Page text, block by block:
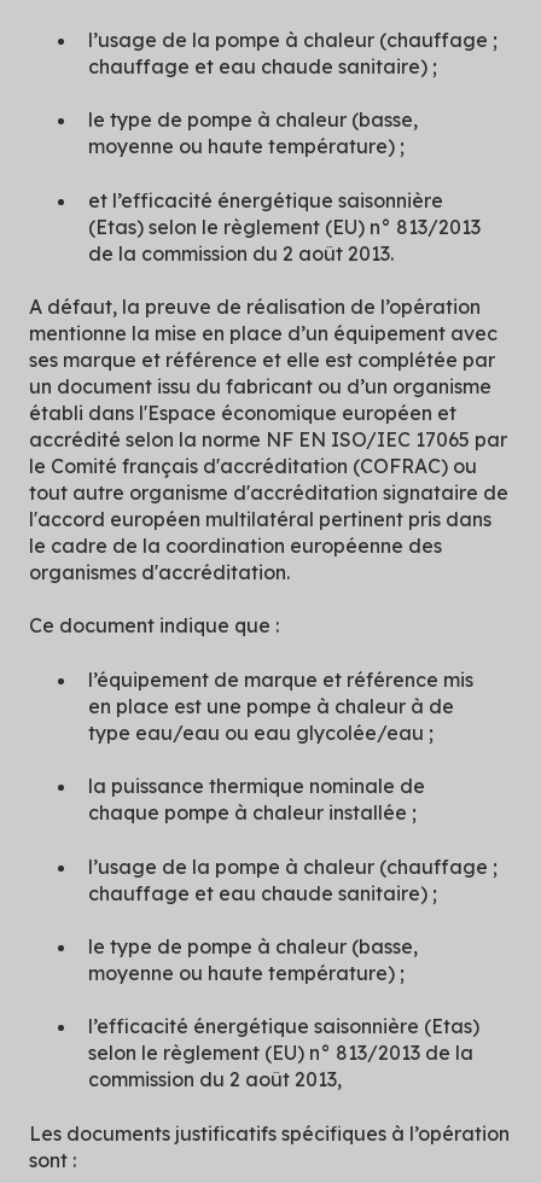
l’usage de la pompe à chaleur (chauffage ;
chauffage et eau chaude sanitaire) ;
le type de pompe à chaleur (basse,
moyenne ou haute température) ;
et l’efficacité énergétique saisonnière
(Etas) selon le règlement (EU) n° 813/2013
de la commission du 2 août 2013.
A défaut, la preuve de réalisation de l’opération
mentionne la mise en place d’un équipement avec
ses marque et référence et elle est complétée par
un document issu du fabricant ou d’un organisme
établi dans l'Espace économique européen et
accrédité selon la norme NF EN ISO/IEC 17065 par
le Comité français d'accréditation (COFRAC) ou
tout autre organisme d'accréditation signataire de
l'accord européen multilatéral pertinent pris dans
le cadre de la coordination européenne des
organismes d'accréditation.
Ce document indique que :
l’équipement de marque et référence mis
en place est une pompe à chaleur à de
type eau/eau ou eau glycolée/eau ;
la puissance thermique nominale de
chaque pompe à chaleur installée ;
l’usage de la pompe à chaleur (chauffage ;
chauffage et eau chaude sanitaire) ;
le type de pompe à chaleur (basse,
moyenne ou haute température) ;
l’efficacité énergétique saisonnière (Etas)
selon le règlement (EU) n° 813/2013 de la
commission du 2 août 2013,
Les documents justificatifs spécifiques à l’opération
sont :